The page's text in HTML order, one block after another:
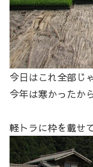
今日はこれ全部じ
今年は寒かったか
軽トラに枠を載せ